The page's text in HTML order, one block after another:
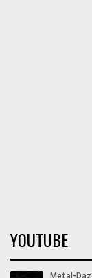
YOUTUBE